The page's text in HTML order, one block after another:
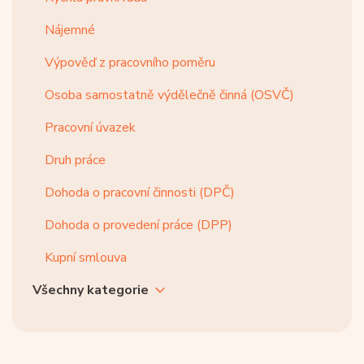
Nájemné
Výpověď z pracovního poměru
Osoba samostatně výdělečně činná (OSVČ)
Pracovní úvazek
Druh práce
Dohoda o pracovní činnosti (DPČ)
Dohoda o provedení práce (DPP)
Kupní smlouva
Všechny kategorie